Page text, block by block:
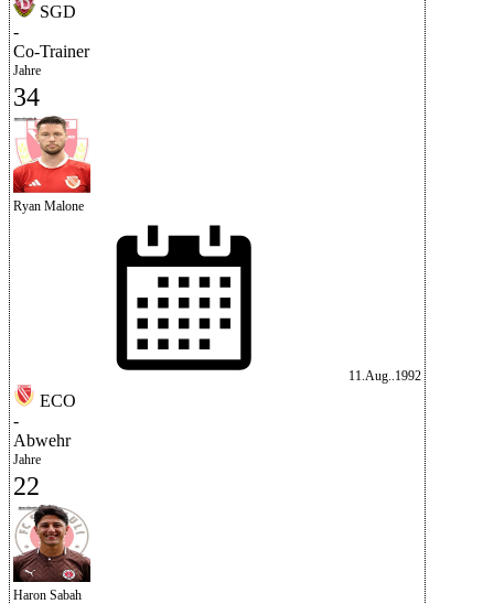
SGD
-
Co-Trainer
Jahre
34
Ryan Malone
11.Aug..1992
ECO
-
Abwehr
Jahre
22
Haron Sabah